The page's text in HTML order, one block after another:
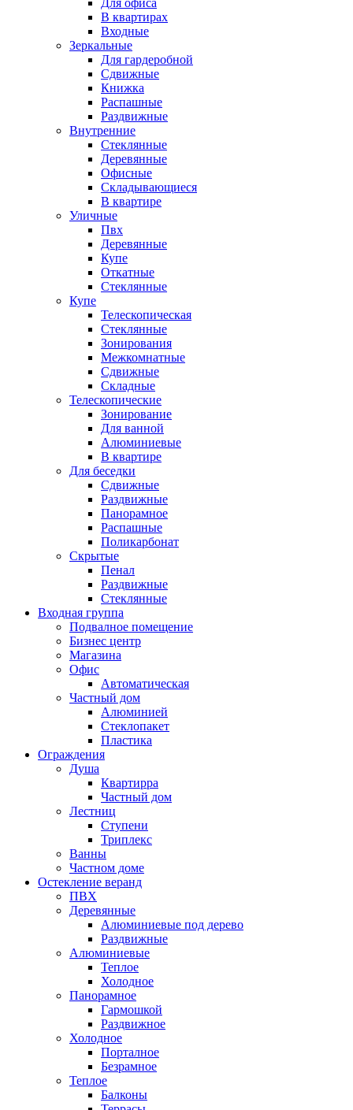
Для офиса
В квартирах
Входные
Зеркальные
Для гардеробной
Сдвижные
Книжка
Распашные
Раздвижные
Внутренние
Стеклянные
Деревянные
Офисные
Складывающиеся
В квартире
Уличные
Пвх
Деревянные
Купе
Откатные
Стеклянные
Купе
Телескопическая
Стеклянные
Зонирования
Межкомнатные
Сдвижные
Складные
Телескопические
Зонирование
Для ванной
Алюминиевые
В квартире
Для беседки
Сдвижные
Раздвижные
Панорамное
Распашные
Поликарбонат
Скрытые
Пенал
Раздвижные
Стеклянные
Входная группа
Подвалное помещение
Бизнес центр
Магазина
Офис
Автоматическая
Частный дом
Алюминией
Стеклопакет
Пластика
Ограждения
Душа
Квартирра
Частный дом
Лестниц
Ступени
Триплекс
Ванны
Частном доме
Остекление веранд
ПВХ
Деревянные
Алюминиевые под дерево
Раздвижные
Алюминиевые
Теплое
Холодное
Панорамное
Гармошкой
Раздвижное
Холодное
Порталное
Безрамное
Теплое
Балконы